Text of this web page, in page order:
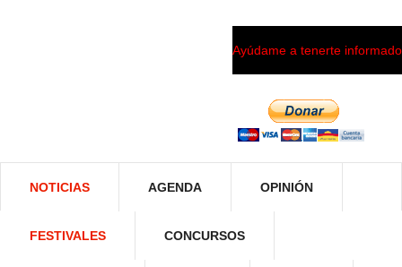
Ayúdame a tenerte informado
NOTICIAS AGENDA OPINIÓN
FESTIVALES CONCURSOS